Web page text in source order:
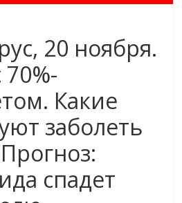
20 ноября.
Какие
заболеть
спадет